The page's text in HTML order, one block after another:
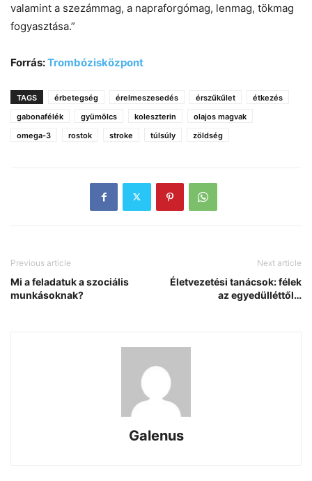
valamint a szezámmag, a napraforgómag, lenmag, tökmag
fogyasztása.”
Forrás:Trombózisközpont
TAGS érbetegség érelmeszesedés érszűkűlet
étkezés
gabonafélék
gyümölcs koleszterin
olajos magvak
omega-3
rostok stroke túlsúly zöldség
Previous article
Mi a feladatuk a szociális
munkásoknak?
Next article
Életvezetési tanácsok: félek
az egyedülléttől…
Galenus